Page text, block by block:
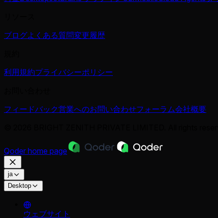
ブログよくある質問変更履歴
利用規約プライバシーポリシー
フィードバック営業へのお問い合わせフォーラム会社概要
Qoder home page
ja
Desktop
ウェブサイト